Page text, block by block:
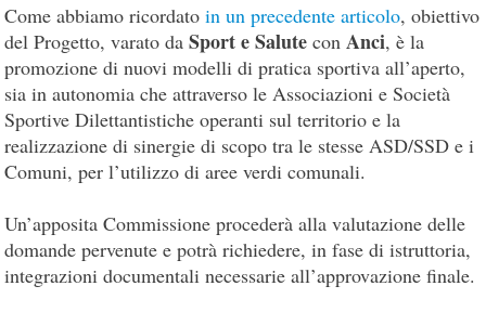
Come abbiamo ricordatoin un precedente articolo, obiettivo
del Progetto, varato daSport e Salute con Anci, è la
promozione di nuovi modelli di pratica sportiva all’aperto,
sia in autonomia che attraverso le Associazioni e Società
Sportive Dilettantistiche operanti sul territorio e la
realizzazione di sinergie di scopo tra le stesse ASD/SSD e i
Comuni, per l’utilizzo di aree verdi comunali.
Un’apposita Commissione procederà alla valutazione delle
domande pervenute e potrà richiedere, in fase di istruttoria,
integrazioni documentali necessarie all’approvazione finale.